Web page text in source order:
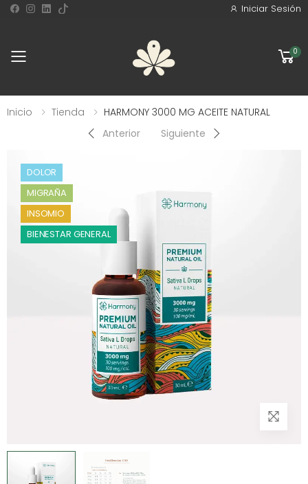
Iniciar Sesión
Toggle mobile menu
0
Inicio Tienda
HARMONY 3000 MG ACEITE NATURAL
Anterior
Siguiente
DOLOR
MIGRAÑA
INSOMIO
BIENESTAR GENERAL